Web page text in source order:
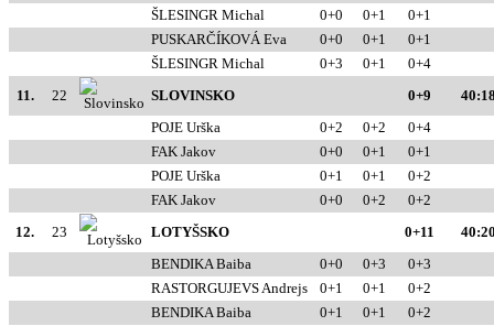
ŠLESINGR Michal
0+0 0+1
0+1
PUSKARČÍKOVÁ Eva
0+0 0+1
0+1
ŠLESINGR Michal
0+3 0+1
0+4
11.
22 SLOVINSKO 0+9
POJE Urška
0+2 0+2
0+4
FAK Jakov
0+0 0+1
0+1
POJE Urška
0+1 0+1
0+2
FAK Jakov
0+0 0+2
0+2
12.
23 LOTYŠSKO 0+11
BENDIKA Baiba
0+0 0+3
0+3
RASTORGUJEVS Andrejs
0+1 0+1
0+2
BENDIKA Baiba
0+1 0+1
0+2